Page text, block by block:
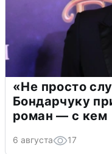
«Не просто
Бондарчуку
роман — с кем
6 августа 17